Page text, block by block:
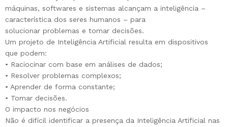
máquinas, softwares e sistemas alcançam a inteligência –
característica dos seres humanos – para
solucionar problemas e tomar decisões.
Um projeto de Inteligência Artificial resulta em dispositivos
que podem:
• Raciocinar com base em análises de dados;
• Resolver problemas complexos;
• Aprender de forma constante;
• Tomar decisões.
O impacto nos negócios
Não é difícil identificar a presença da Inteligência Artificial nas